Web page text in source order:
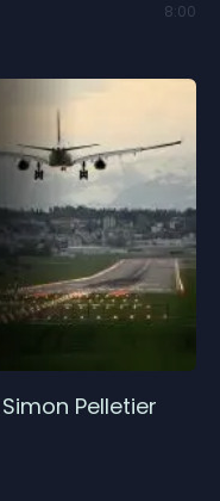
8:00
Pelletier